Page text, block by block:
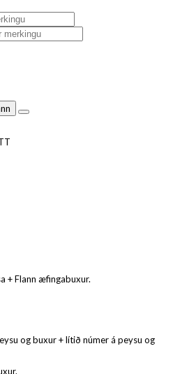
+ Flann æfingabuxur.
og buxur + lítið númer á peysu og